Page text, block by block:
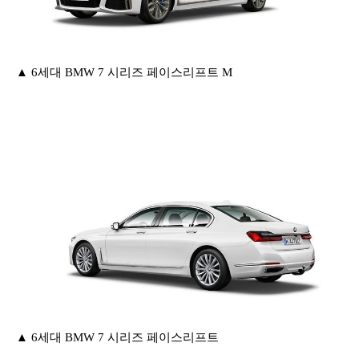
▲ 6세대 BMW 7 시리즈 페이스리프트 M
▲ 6세대 BMW 7 시리즈 페이스리프트